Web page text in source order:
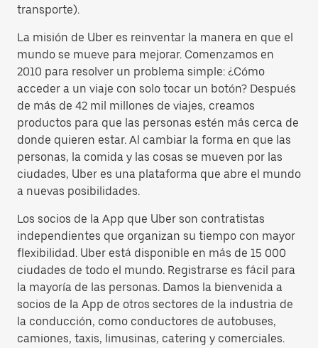
transporte).
La misión de Uber es reinventar la manera en que el
mundo se mueve para mejorar. Comenzamos en
2010 para resolver un problema simple: ¿Cómo
acceder a un viaje con solo tocar un botón? Después
de más de 42 mil millones de viajes, creamos
productos para que las personas estén más cerca de
donde quieren estar. Al cambiar la forma en que las
personas, la comida y las cosas se mueven por las
ciudades, Uber es una plataforma que abre el mundo
a nuevas posibilidades.
Los socios de la App que Uber son contratistas
independientes que organizan su tiempo con mayor
flexibilidad. Uber está disponible en más de 15 000
ciudades de todo el mundo. Registrarse es fácil para
la mayoría de las personas. Damos la bienvenida a
socios de la App de otros sectores de la industria de
la conducción, como conductores de autobuses,
camiones, taxis, limusinas, catering y comerciales.